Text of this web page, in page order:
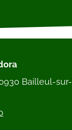
Bailleul-sur-